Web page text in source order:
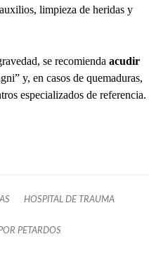
limpieza de heridas y
se recomienda acudir
y, en casos de quemaduras,
especializados de referencia.
HOSPITAL DE TRAUMA
PETARDOS